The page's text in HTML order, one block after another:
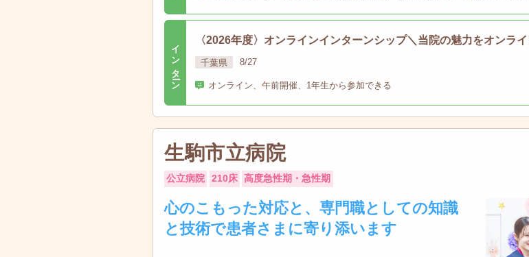
インターン 〈2026年度〉オンラインインターンシップ＼当院の魅力をオンラ
千葉県 8/27
オンライン、午前開催、1年生から参加できる
生駒市立病院
公立病院 210床 高度急性期・急性期
心のこもった対応と、専門職としての知識
と技術で患者さまに寄り添います